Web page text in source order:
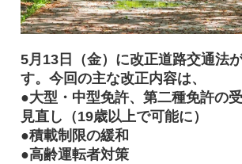
5月13日（金）に改正道路交通法
す。今回の主な改正内容は、
●大型・中型免許、第二種免許の
見直し（19歳以上で可能に）
●積載制限の緩和
●高齢運転者対策